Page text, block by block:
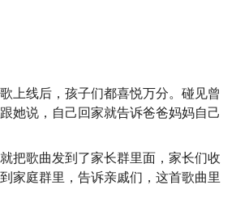
上线后，孩子们都喜悦万分。碰见曾
她说，自己回家就告诉爸爸妈妈自己
把歌曲发到了家长群里面，家长们收
家庭群里，告诉亲戚们，这首歌曲里